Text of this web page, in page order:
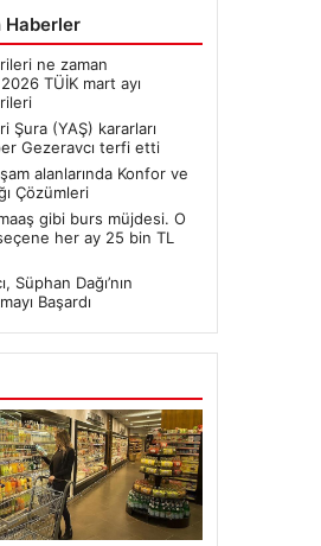
Haberler
ne zaman
TÜİK mart ayı
Şura (YAŞ) kararları
Gezeravcı terfi etti
alanlarında Konfor ve
Çözümleri
gibi burs müjdesi. O
her ay 25 bin TL
Süphan Dağı’nın
Başardı